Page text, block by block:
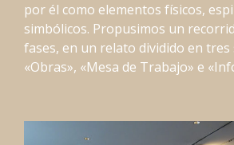
por él como elementos físicos,
simbólicos. Propusimos un
fases, en un relato dividido en tres
«Obras», «Mesa de Trabajo» e